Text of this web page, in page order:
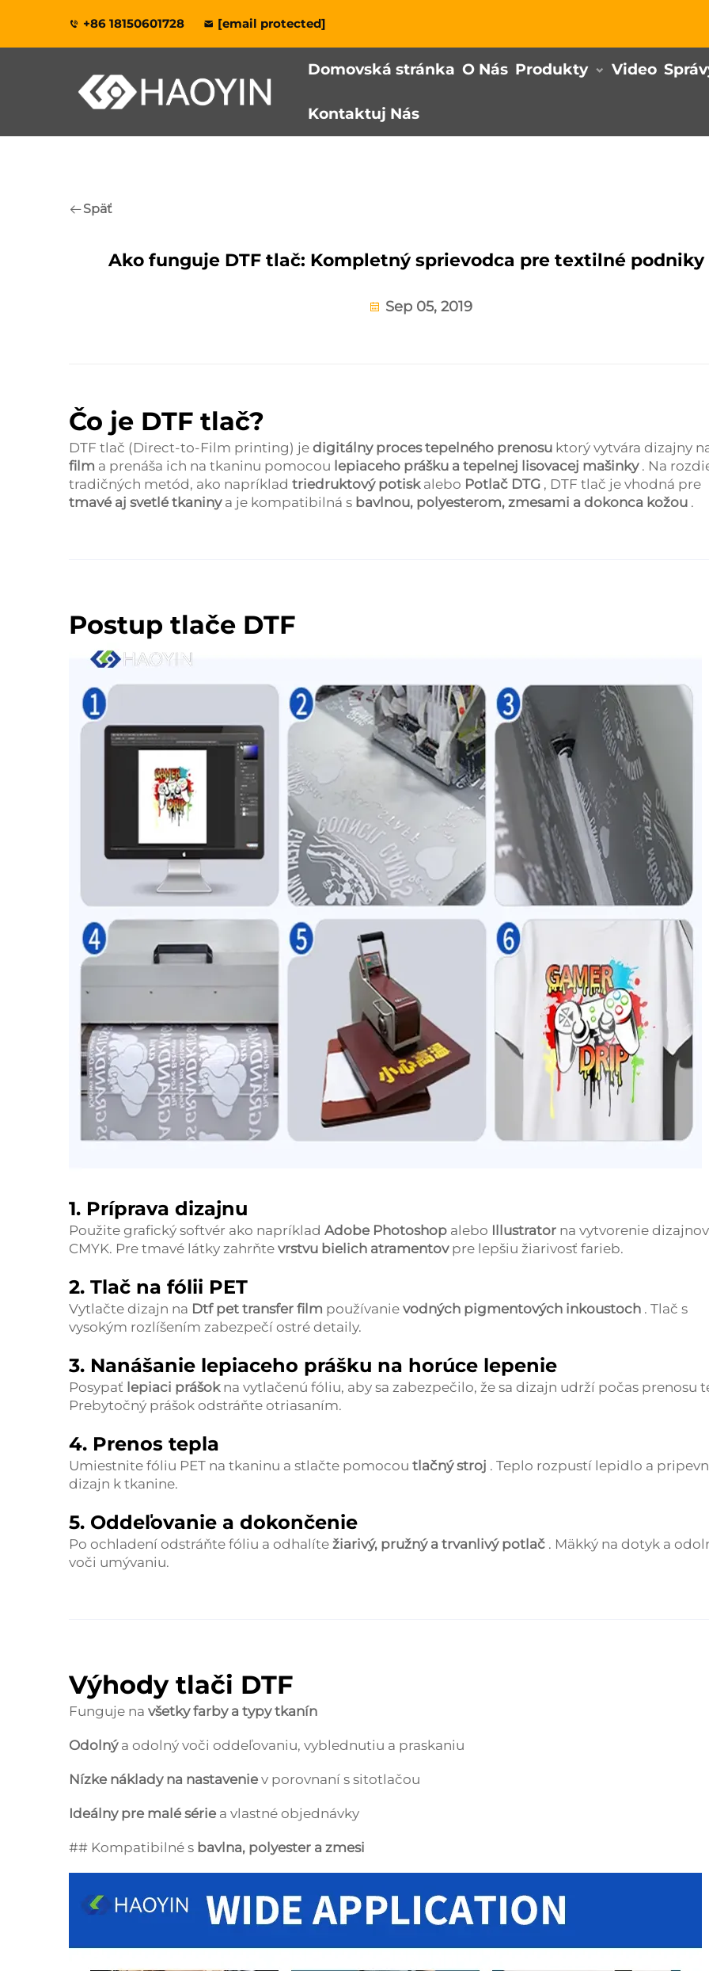
+86 18150601728 [email protected]
Domovská stránka O Nás Produkty Video
Kontaktuj Nás
Späť
Ako funguje DTF tlač: Kompletný sprievodca pre textilné podniky
Sep 05, 2019
Čo je DTF tlač?
DTF tlač (Direct-to-Film printing) je digitálny proces tepelného prenosu ktorý vytvára dizajny
film a prenáša ich na tkaninu pomocou lepiaceho prášku a tepelnej lisovacej mašinky . Na
tradičných metód, ako napríklad triedruktový potisk alebo Potlač DTG , DTF tlač je vhodná pre
tmavé aj svetlé tkaniny a je kompatibilná s bavlnou, polyesterom, zmesami a dokonca kožou .
Postup tlače DTF
1. Príprava dizajnu
Použite grafický softvér ako napríklad Adobe Photoshop alebo Illustrator na vytvorenie dizajnov
CMYK. Pre tmavé látky zahrňte vrstvu bielich atramentov pre lepšiu žiarivosť farieb.
2. Tlač na fólii PET
Vytlačte dizajn na Dtf pet transfer film používanie vodných pigmentových inkoustoch . Tlač s
vysokým rozlíšením zabezpečí ostré detaily.
3. Nanášanie lepiaceho prášku na horúce lepenie
Posypať lepiaci prášok na vytlačenú fóliu, aby sa zabezpečilo, že sa dizajn udrží počas prenosu
Prebytočný prášok odstráňte otriasaním.
4. Prenos tepla
Umiestnite fóliu PET na tkaninu a stlačte pomocou tlačný stroj . Teplo rozpustí lepidlo a
dizajn k tkanine.
5. Oddeľovanie a dokončenie
Po ochladení odstráňte fóliu a odhalíte žiarivý, pružný a trvanlivý potlač . Mäkký na dotyk a
voči umývaniu.
Výhody tlači DTF
Funguje na všetky farby a typy tkanín
Odolný a odolný voči oddeľovaniu, vyblednutiu a praskaniu
Nízke náklady na nastavenie v porovnaní s sitotlačou
Ideálny pre malé série a vlastné objednávky
## Kompatibilné s bavlna, polyester a zmesi